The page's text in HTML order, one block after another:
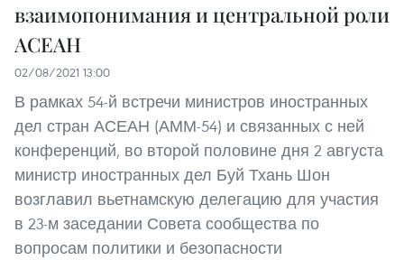
взаимопонимания и центральной роли
АСЕАН
02/08/2021 13:00
В рамках 54-й встречи министров иностранных
дел стран АСЕАН (АММ-54) и связанных с ней
конференций, во второй половине дня 2 августа
министр иностранных дел Буй Тхань Шон
возглавил вьетнамскую делегацию для участия
в 23-м заседании Совета сообщества по
вопросам политики и безопасности